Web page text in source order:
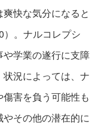
快な気分になると
）。ナルコレプシ
学業の遂行に支障
況によっては、ナ
害を負う可能性も
その他の潜在的に